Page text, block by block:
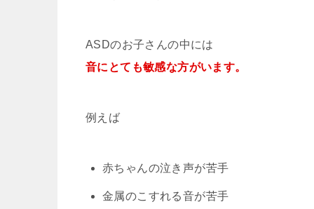
ASDのお子さんの中には
音にとても敏感な方がいます。
例えば
赤ちゃんの泣き声が苦手
金属のこすれる音が苦手